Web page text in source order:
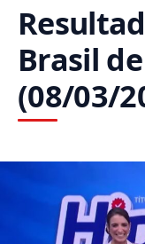
Brasil
(08/03/